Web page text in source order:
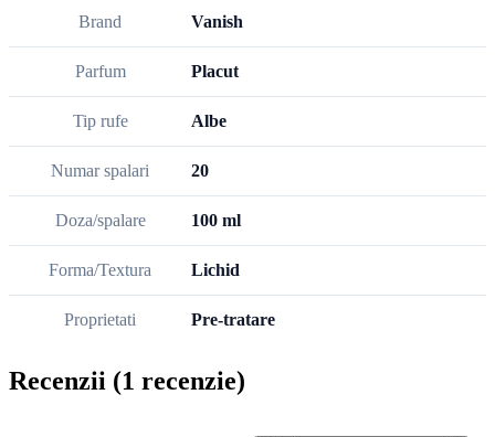
Brand Vanish
Parfum Placut
Tip rufe Albe
Numar spalari 20
Doza/spalare 100 ml
Forma/Textura Lichid
Proprietati Pre-tratare
Recenzii (1 recenzie)